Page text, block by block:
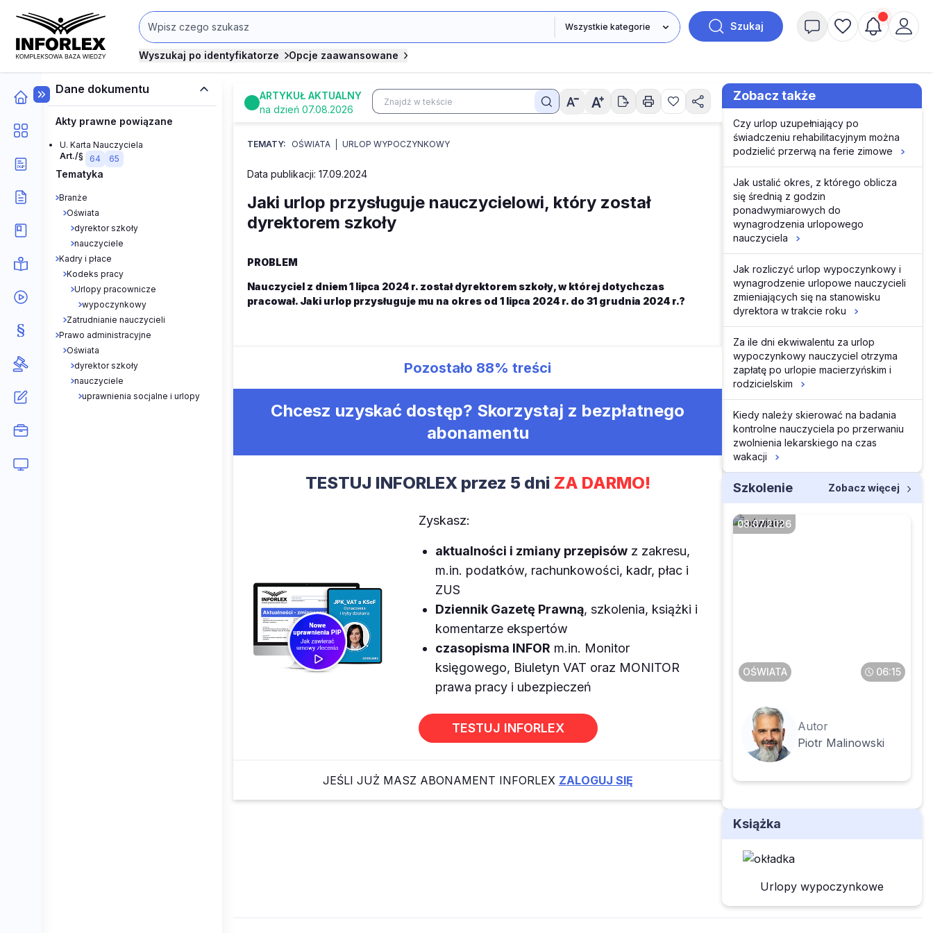
Szukaj
Wyszukaj po identyfikatorze Opcje zaawansowane
Dane dokumentu
Akty prawne powiązane
U. Karta Nauczyciela
Art./§
64 65
Tematyka
Branże
Oświata
dyrektor szkoły
nauczyciele
Kadry i płace
Kodeks pracy
Urlopy pracownicze
wypoczynkowy
Zatrudnianie nauczycieli
Prawo administracyjne
Oświata
dyrektor szkoły
nauczyciele
uprawnienia socjalne i urlopy
ARTYKUŁ AKTUALNY
na dzień 07.08.2026
TEMATY: OŚWIATA URLOP WYPOCZYNKOWY
Data publikacji: 17.09.2024
Jaki urlop przysługuje nauczycielowi, który został
dyrektorem szkoły
PROBLEM
Nauczyciel z dniem 1 lipca 2024 r. został dyrektorem szkoły, w której dotychczas
pracował. Jaki urlop przysługuje mu na okres od 1 lipca 2024 r. do 31 grudnia 2024 r.?
Pozostało 88% treści
Chcesz uzyskać dostęp? Skorzystaj z bezpłatnego
abonamentu
TESTUJ INFORLEX przez 5 dni ZA DARMO!
Zyskasz:
aktualności i zmiany przepisówz zakresu,
m.in. podatków, rachunkowości, kadr, płac i
ZUS
Dziennik Gazetę Prawną, szkolenia, książki i
komentarze ekspertów
czasopisma INFOR m.in. Monitor
księgowego, Biuletyn VAT oraz MONITOR
prawa pracy i ubezpieczeń
TESTUJ INFORLEX
JEŚLI JUŻ MASZ ABONAMENT INFORLEX ZALOGUJ SIĘ
Zobacz także
Czy urlop uzupełniający po
świadczeniu rehabilitacyjnym można
podzielić przerwą na ferie zimowe
Jak ustalić okres, z którego oblicza
się średnią z godzin
ponadwymiarowych do
wynagrodzenia urlopowego
nauczyciela
Jak rozliczyć urlop wypoczynkowy i
wynagrodzenie urlopowe nauczycieli
zmieniających się na stanowisku
dyrektora w trakcie roku
Za ile dni ekwiwalentu za urlop
wypoczynkowy nauczyciel otrzyma
zapłatę po urlopie macierzyńskim i
rodzicielskim
Kiedy należy skierować na badania
kontrolne nauczyciela po przerwaniu
zwolnienia lekarskiego na czas
wakacji
Szkolenie Zobacz więcej
08.07.2026
OŚWIATA 06:15
Autor
Piotr Malinowski
Książka
Urlopy wypoczynkowe